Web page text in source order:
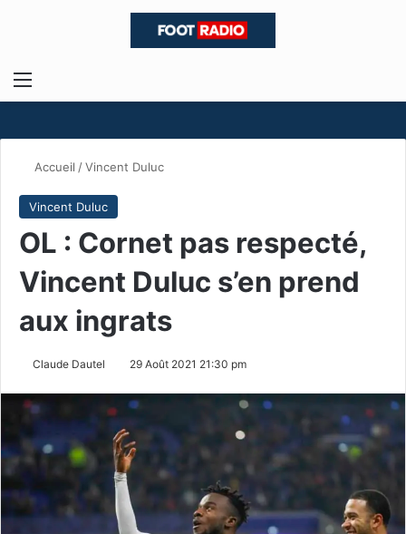
Menu
Accueil /Vincent Duluc
Vincent Duluc
OL : Cornet pas respecté,
Vincent Duluc s’en prend
aux ingrats
Claude Dautel 29 Août 2021 21:30 pm